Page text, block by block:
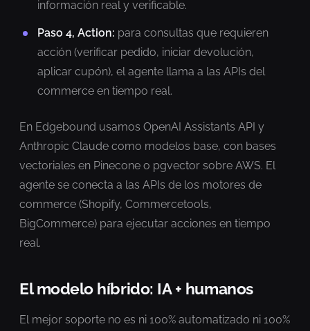
información real y verificable.
Paso 4, Action: para consultas que requieren
acción (verificar pedido, iniciar devolución,
aplicar cupón), el agente llama a las APIs del
commerce en tiempo real.
En Edgebound usamos OpenAI Assistants API y
Anthropic Claude como modelos base, con bases
vectoriales en Pinecone o pgvector sobre AWS. El
agente se conecta a las APIs de los motores de
commerce (Shopify, Commercetools,
BigCommerce) para ejecutar acciones en tiempo
real.
El modelo híbrido: IA + humanos
El mejor soporte no es ni 100% automatizado ni 100%